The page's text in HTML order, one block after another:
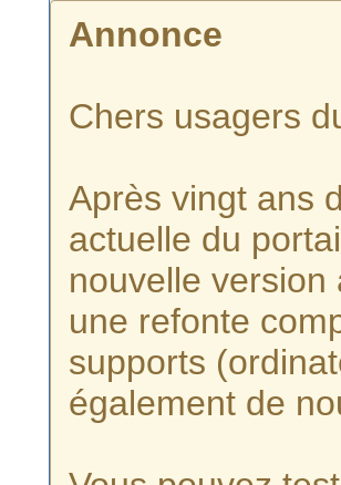
Annonce
Chers usagers
Après vingt ans
actuelle du
nouvelle version
une refonte
supports
également de